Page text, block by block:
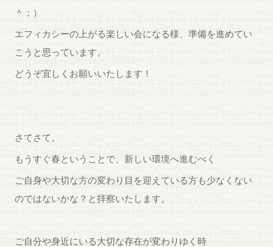
＾；）
エフィカシーの上がる楽しい会になる様、準備を進めてい
こうと思っています。
どうぞ宜しくお願いいたします！
さてさて。
もうすぐ春ということで、新しい環境へ進むべく
ご自身や大切な方の変わり目を迎えている方も少なくない
のではないかな？と拝察いたします。
ご自分や身近にいる大切な存在が変わりゆく時